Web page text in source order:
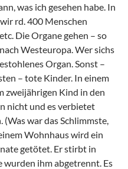
was ich gesehen habe. In
rd. 400 Menschen
Die Organe gehen – so
Westeuropa. Wer sichs
Organ. Sonst –
– tote Kinder. In einem
zweijährigen Kind in den
nicht und es verbietet
(Was war das Schlimmste,
Wohnhaus wird ein
getötet. Er stirbt in
wurden ihm abgetrennt. Es